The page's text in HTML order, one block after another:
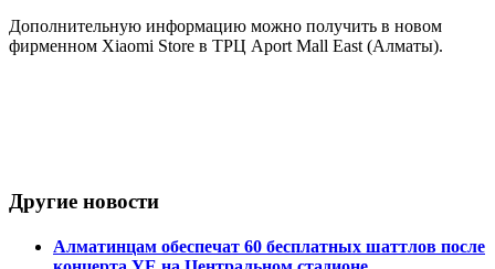
Дополнительную информацию можно получить в новом
фирменном Xiaomi Store в ТРЦ Aport Mall East (Алматы).
Другие новости
Алматинцам обеспечат 60 бесплатных шаттлов после